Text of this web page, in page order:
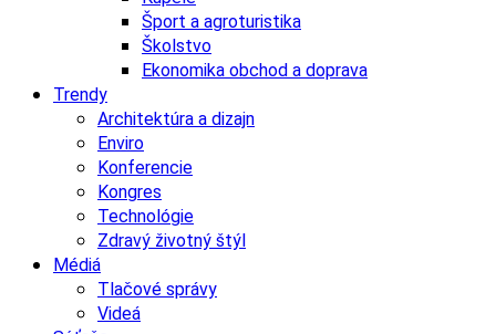
Šport a agroturistika
Školstvo
Ekonomika obchod a doprava
Trendy
Architektúra a dizajn
Enviro
Konferencie
Kongres
Technológie
Zdravý životný štýl
Médiá
Tlačové správy
Videá